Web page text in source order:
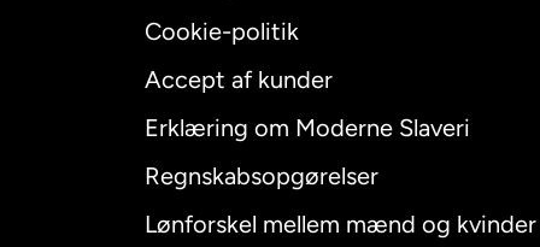
Cookie-politik
Accept af kunder
Erklæring om Moderne Slaveri
Regnskabsopgørelser
Lønforskel mellem mænd og kvinder
Australien